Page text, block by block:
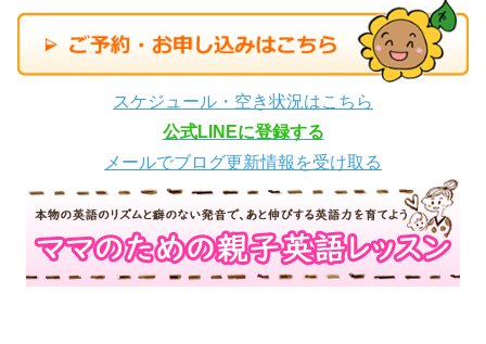
スケジュール・空き状況はこちら
公式LINEに登録する
メールでブログ更新情報を受け取る